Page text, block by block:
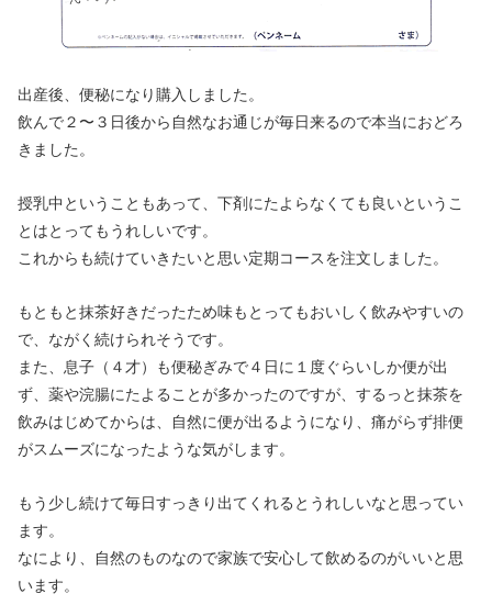
出産後、便秘になり購入しました。
飲んで２〜３日後から自然なお通じが毎日来るので本当におどろ
きました。
授乳中ということもあって、下剤にたよらなくても良いというこ
とはとってもうれしいです。
これからも続けていきたいと思い定期コースを注文しました。
もともと抹茶好きだったため味もとってもおいしく飲みやすいの
で、ながく続けられそうです。
また、息子（４才）も便秘ぎみで４日に１度ぐらいしか便が出
ず、薬や浣腸にたよることが多かったのですが、するっと抹茶を
飲みはじめてからは、自然に便が出るようになり、痛がらず排便
がスムーズになったような気がします。
もう少し続けて毎日すっきり出てくれるとうれしいなと思ってい
ます。
なにより、自然のものなので家族で安心して飲めるのがいいと思
います。